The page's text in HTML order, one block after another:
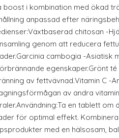
boost i kombination med ökad
anpassad efter
chitosan -
genom att reducera
cambogia -Asiatisk
egenskaper.Grönt
av fettvävnad.Vitamin C -
av andra
en tablett
för optimal effekt.
med en hälsosam,